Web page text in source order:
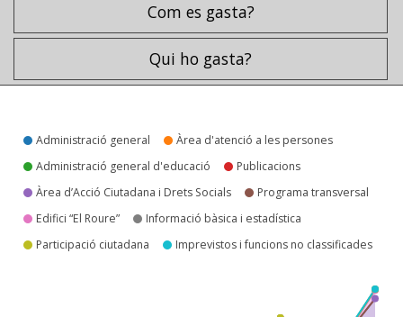
Com es gasta?
Qui ho gasta?
En què es gasta?
Administració general
Àrea d'atenció a les persones
Administració general d'educació
Publicacions
Àrea d’Acció Ciutadana i Drets Socials
Programa transversal
Edifici “El Roure”
Informació bàsica i estadística
Participació ciutadana
Imprevistos i funcions no classificades